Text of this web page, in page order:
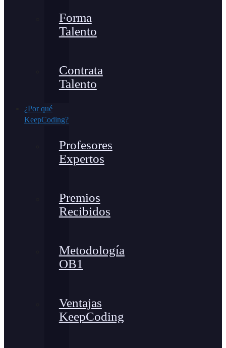
Forma
Talento
Contrata
Talento
¿Por qué
KeepCoding?
Profesores
Expertos
Premios
Recibidos
Metodología
OB1
Ventajas
KeepCoding